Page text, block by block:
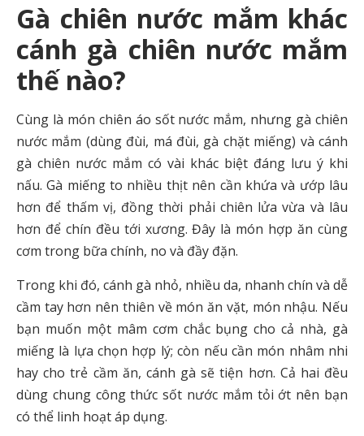
Gà chiên nước mắm khác
cánh gà chiên nước mắm
thế nào?
Cùng là món chiên áo sốt nước mắm, nhưng gà chiên
nước mắm (dùng đùi, má đùi, gà chặt miếng) và cánh
gà chiên nước mắm có vài khác biệt đáng lưu ý khi
nấu. Gà miếng to nhiều thịt nên cần khứa và ướp lâu
hơn để thấm vị, đồng thời phải chiên lửa vừa và lâu
hơn để chín đều tới xương. Đây là món hợp ăn cùng
cơm trong bữa chính, no và đầy đặn.
Trong khi đó, cánh gà nhỏ, nhiều da, nhanh chín và dễ
cầm tay hơn nên thiên về món ăn vặt, món nhậu. Nếu
bạn muốn một mâm cơm chắc bụng cho cả nhà, gà
miếng là lựa chọn hợp lý; còn nếu cần món nhâm nhi
hay cho trẻ cầm ăn, cánh gà sẽ tiện hơn. Cả hai đều
dùng chung công thức sốt nước mắm tỏi ớt nên bạn
có thể linh hoạt áp dụng.